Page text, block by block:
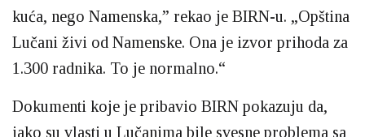
kuća, nego Namenska,” rekao je BIRN-u. „Opština
Lučani živi od Namenske. Ona je izvor prihoda za
1.300 radnika. To je normalno.“
Dokumenti koje je pribavio BIRN pokazuju da,
iako su vlasti u Lučanima bile svesne problema sa